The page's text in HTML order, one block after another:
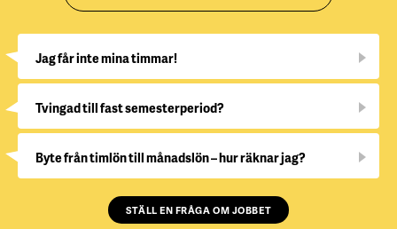
Jag får inte mina timmar!
Tvingad till fast semesterperiod?
Byte från timlön till månadslön – hur räknar jag?
STÄLL EN FRÅGA OM JOBBET